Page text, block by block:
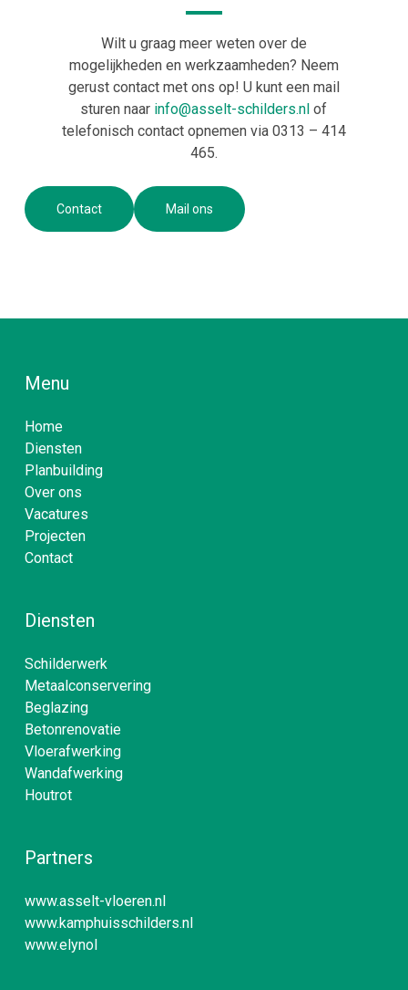
Wilt u graag meer weten over de
mogelijkheden en werkzaamheden? Neem
gerust contact met ons op! U kunt een mail
sturen naar info@asselt-schilders.nl of
telefonisch contact opnemen via 0313 – 414
465.
Contact Mail ons
Menu
Home
Diensten
Planbuilding
Over ons
Vacatures
Projecten
Contact
Diensten
Schilderwerk
Metaalconservering
Beglazing
Betonrenovatie
Vloerafwerking
Wandafwerking
Houtrot
Partners
www.asselt-vloeren.nl
www.kamphuisschilders.nl
www.elynol